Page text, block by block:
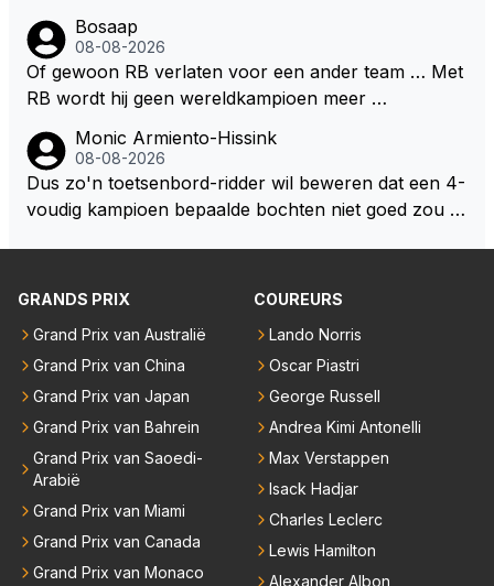
zijn als Alonso samen met Max ergens in een vieren
twings uur race samen in een team zouden zitten. D
eze 2 coureurs zouden een fantastisch affiche zijn v
Bosaap
08-08-2026
Of gewoon RB verlaten voor een ander team … Met
RB wordt hij geen wereldkampioen meer …
Monic Armiento-Hissink
08-08-2026
Dus zo'n toetsenbord-ridder wil beweren dat een 4-
voudig kampioen bepaalde bochten niet goed zou n
GRANDS PRIX
Grand Prix van Australië
Grand Prix van China
Grand Prix van Japan
Grand Prix van Bahrein
Grand Prix van Saoedi-
Arabië
Grand Prix van Miami
Grand Prix van Canada
Grand Prix van Monaco
COUREURS
Lando Norris
Oscar Piastri
George Russell
Andrea Kimi Antonelli
Max Verstappen
Isack Hadjar
Charles Leclerc
Lewis Hamilton
Alexander Albon